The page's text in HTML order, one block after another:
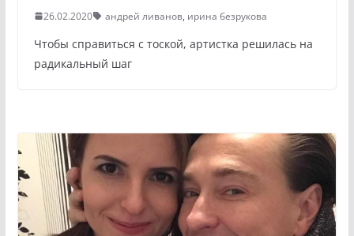
26.02.2020 андрей ливанов, ирина безрукова
Чтобы справиться с тоской, артистка решилась на
радикальный шаг